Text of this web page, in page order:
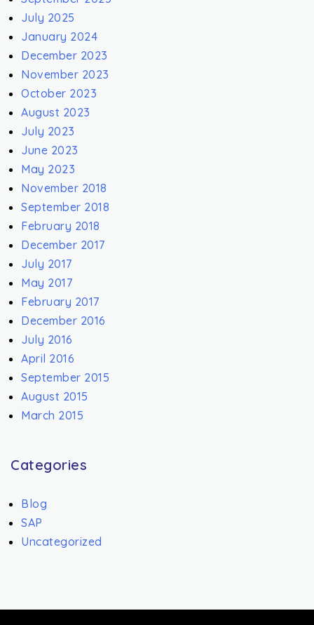
July 2025
January 2024
December 2023
November 2023
October 2023
August 2023
July 2023
June 2023
May 2023
November 2018
September 2018
February 2018
December 2017
July 2017
May 2017
February 2017
December 2016
July 2016
April 2016
September 2015
August 2015
March 2015
Categories
Blog
SAP
Uncategorized